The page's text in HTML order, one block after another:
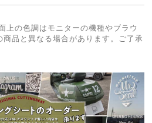
上の色調はモニターの機種やブラウ
品と異なる場合があります。ご了承